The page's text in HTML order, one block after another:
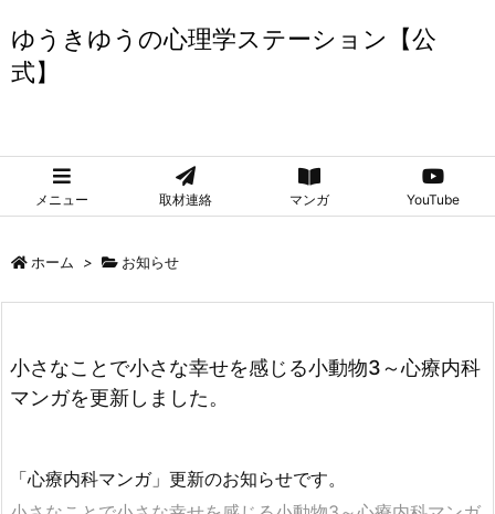
ゆうきゆうの心理学ステーション【公
式】
メニュー 取材連絡 マンガ YouTube
ホーム > お知らせ
小さなことで小さな幸せを感じる小動物3～心療内科
マンガを更新しました。
「心療内科マンガ」更新のお知らせです。